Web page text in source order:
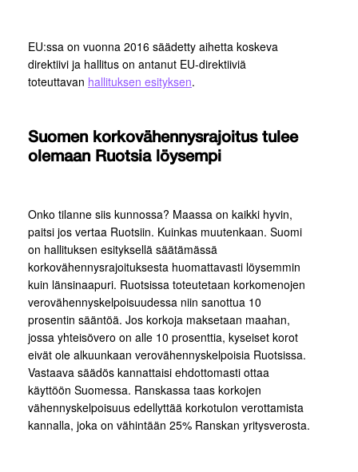
EU:ssa on vuonna 2016 säädetty aihetta koskeva
direktiivi ja hallitus on antanut EU-direktiiviä
toteuttavan hallituksen esityksen.
Suomen korkovähennysrajoitus tulee
olemaan Ruotsia löysempi
Onko tilanne siis kunnossa? Maassa on kaikki hyvin,
paitsi jos vertaa Ruotsiin. Kuinkas muutenkaan. Suomi
on hallituksen esityksellä säätämässä
korkovähennysrajoituksesta huomattavasti löysemmin
kuin länsinaapuri. Ruotsissa toteutetaan korkomenojen
verovähennyskelpoisuudessa niin sanottua 10
prosentin sääntöä. Jos korkoja maksetaan maahan,
jossa yhteisövero on alle 10 prosenttia, kyseiset korot
eivät ole alkuunkaan verovähennyskelpoisia Ruotsissa.
Vastaava säädös kannattaisi ehdottomasti ottaa
käyttöön Suomessa. Ranskassa taas korkojen
vähennyskelpoisuus edellyttää korkotulon verottamista
kannalla, joka on vähintään 25% Ranskan yritysverosta.